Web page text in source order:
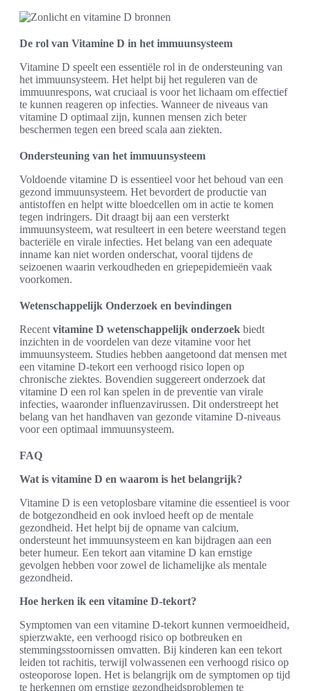
De rol van Vitamine D in het immuunsysteem
Vitamine D speelt een essentiële rol in de ondersteuning van
het immuunsysteem. Het helpt bij het reguleren van de
immuunrespons, wat cruciaal is voor het lichaam om effectief
te kunnen reageren op infecties. Wanneer de niveaus van
vitamine D optimaal zijn, kunnen mensen zich beter
beschermen tegen een breed scala aan ziekten.
Ondersteuning van het immuunsysteem
Voldoende vitamine D is essentieel voor het behoud van een
gezond immuunsysteem. Het bevordert de productie van
antistoffen en helpt witte bloedcellen om in actie te komen
tegen indringers. Dit draagt bij aan een versterkt
immuunsysteem, wat resulteert in een betere weerstand tegen
bacteriële en virale infecties. Het belang van een adequate
inname kan niet worden onderschat, vooral tijdens de
seizoenen waarin verkoudheden en griepepidemieën vaak
voorkomen.
Wetenschappelijk Onderzoek en bevindingen
Recent vitamine D wetenschappelijk onderzoek biedt
inzichten in de voordelen van deze vitamine voor het
immuunsysteem. Studies hebben aangetoond dat mensen met
een vitamine D-tekort een verhoogd risico lopen op
chronische ziektes. Bovendien suggereert onderzoek dat
vitamine D een rol kan spelen in de preventie van virale
infecties, waaronder influenzavirussen. Dit onderstreept het
belang van het handhaven van gezonde vitamine D-niveaus
voor een optimaal immuunsysteem.
FAQ
Wat is vitamine D en waarom is het belangrijk?
Vitamine D is een vetoplosbare vitamine die essentieel is voor
de botgezondheid en ook invloed heeft op de mentale
gezondheid. Het helpt bij de opname van calcium,
ondersteunt het immuunsysteem en kan bijdragen aan een
beter humeur. Een tekort aan vitamine D kan ernstige
gevolgen hebben voor zowel de lichamelijke als mentale
gezondheid.
Hoe herken ik een vitamine D-tekort?
Symptomen van een vitamine D-tekort kunnen vermoeidheid,
spierzwakte, een verhoogd risico op botbreuken en
stemmingsstoornissen omvatten. Bij kinderen kan een tekort
leiden tot rachitis, terwijl volwassenen een verhoogd risico op
osteoporose lopen. Het is belangrijk om de symptomen op tijd
te herkennen om ernstige gezondheidsproblemen te